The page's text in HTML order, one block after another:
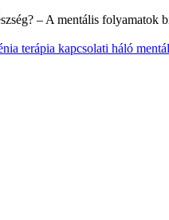
– A mentális folyamatok
terápia kapcsolati háló